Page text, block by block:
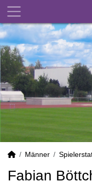
Männer
Fabian